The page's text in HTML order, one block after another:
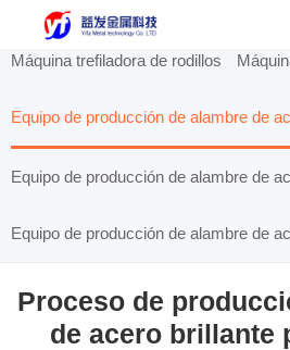
Máquina trefiladora de rodillos
Equipo de producción de alambre de
Equipo de producción de alambre de
Equipo de producción de alambre de
Proceso de
de acero brillante